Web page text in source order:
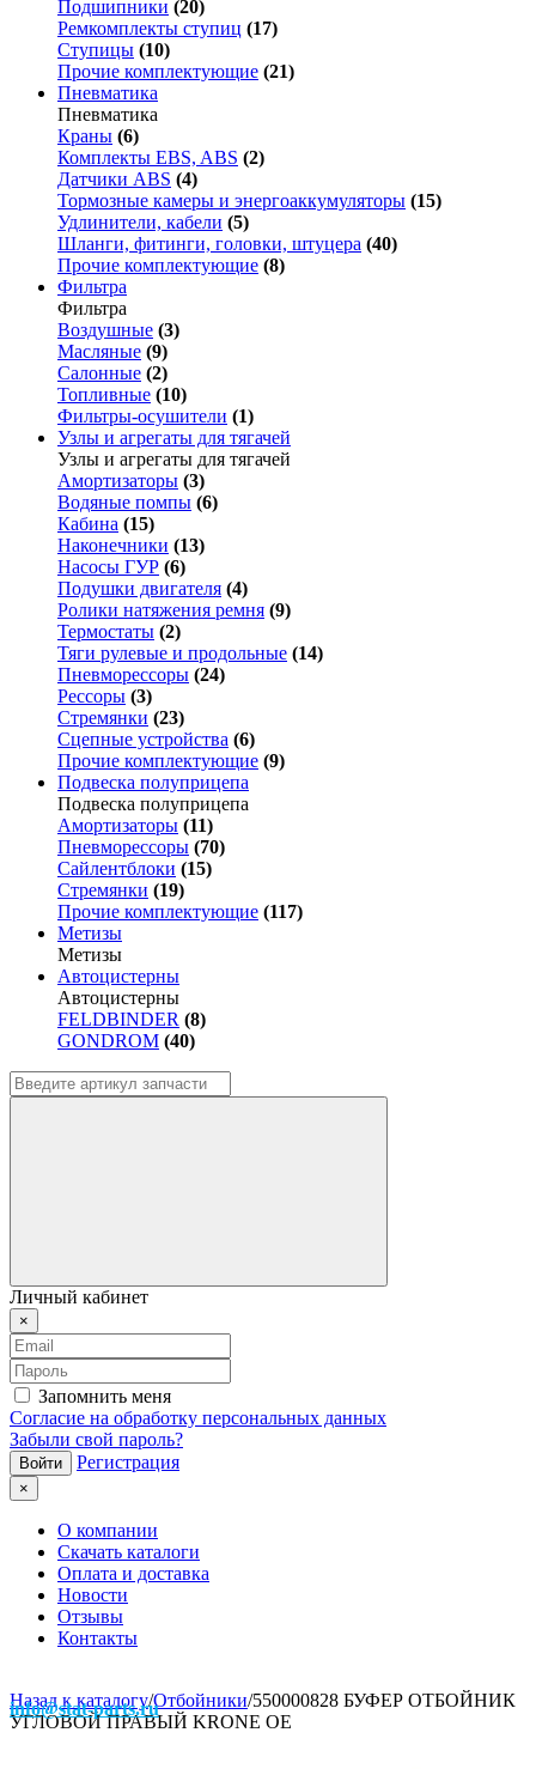
Подшипники (20)
Ремкомплекты ступиц (17)
Ступицы (10)
Прочие комплектующие (21)
Пневматика
Пневматика
Краны (6)
Комплекты EBS, ABS (2)
Датчики ABS (4)
Тормозные камеры и энергоаккумуляторы (15)
Удлинители, кабели (5)
Шланги, фитинги, головки, штуцера (40)
Прочие комплектующие (8)
Фильтра
Фильтра
Воздушные (3)
Масляные (9)
Салонные (2)
Топливные (10)
Фильтры-осушители (1)
Узлы и агрегаты для тягачей
Узлы и агрегаты для тягачей
Амортизаторы (3)
Водяные помпы (6)
Кабина (15)
Наконечники (13)
Насосы ГУР (6)
Подушки двигателя (4)
Ролики натяжения ремня (9)
Термостаты (2)
Тяги рулевые и продольные (14)
Пневморессоры (24)
Рессоры (3)
Стремянки (23)
Сцепные устройства (6)
Прочие комплектующие (9)
Подвеска полуприцепа
Подвеска полуприцепа
Амортизаторы (11)
Пневморессоры (70)
Сайлентблоки (15)
Стремянки (19)
Прочие комплектующие (117)
Метизы
Метизы
Автоцистерны
Автоцистерны
FELDBINDER (8)
GONDROM (40)
Личный кабинет
×
Запомнить меня
Согласие на обработку персональных данных
Забыли свой пароль?
Регистрация
×
О компании
Скачать каталоги
Оплата и доставка
Новости
Отзывы
Контакты
info@stat-parts.ru
Назад к каталогу/Отбойники/550000828 БУФЕР ОТБОЙНИК
УГЛОВОЙ ПРАВЫЙ KRONE OE